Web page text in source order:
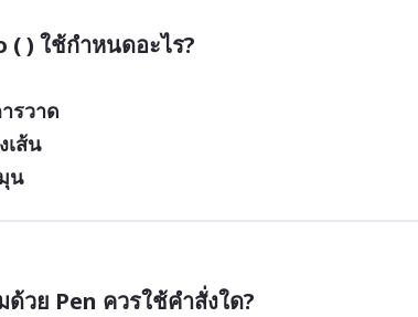
) ใช้กำหนดอะไร?
รวาด
ส้น
น
วย Pen ควรใช้คำสั่งใด?